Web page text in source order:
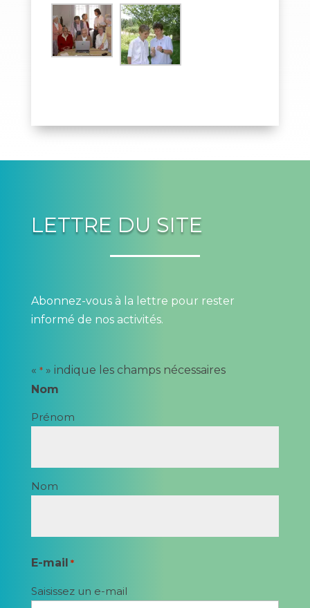
LETTRE DU SITE
Abonnez-vous à la lettre pour rester
informé de nos activités.
« *» indique les champs nécessaires
Nom
Prénom
Nom
E-mail *
Saisissez un e-mail